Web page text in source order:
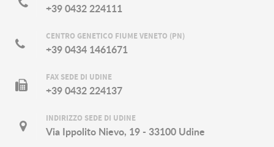
+39 0432 224111
CENTRO GENETICO FIUME VENETO (PN)
+39 0434 1461671
FAX SEDE DI UDINE
+39 0432 224137
INDIRIZZO SEDE DI UDINE
Via Ippolito Nievo, 19 - 33100 Udine